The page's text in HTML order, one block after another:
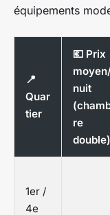
équipements
📍
Quar
tier
💶 Prix
nuit
re
double)
1er /
4e